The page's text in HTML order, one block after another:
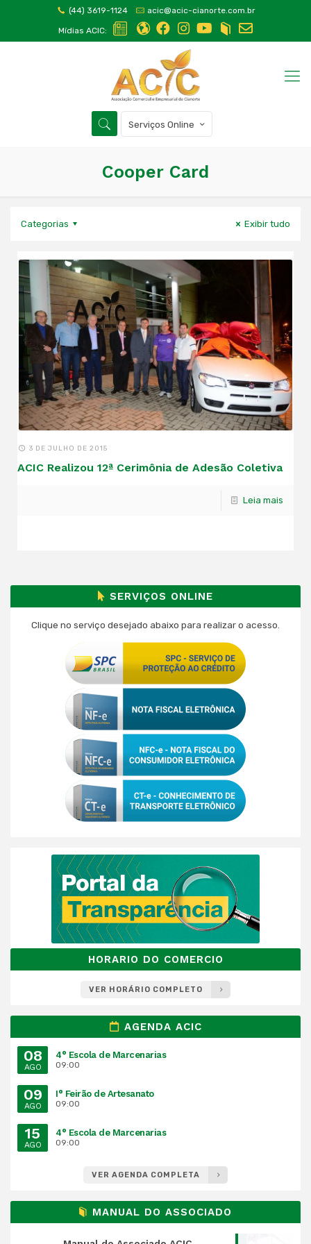
(44) 3619-1124 acic@acic-cianorte.com.br
Mídias ACIC:
Serviços Online
Cooper Card
Categorias Exibir tudo
3 DE JULHO DE 2015
ACIC Realizou 12ª Cerimônia de Adesão Coletiva
Leia mais
SERVIÇOS ONLINE
Clique no serviço desejado abaixo para realizar o acesso.
HORARIO DO COMERCIO
VER HORÁRIO COMPLETO
AGENDA ACIC
08
AGO
4° Escola de Marcenarias
09:00
09
AGO
I° Feirão de Artesanato
09:00
15
AGO
4° Escola de Marcenarias
09:00
VER AGENDA COMPLETA
MANUAL DO ASSOCIADO